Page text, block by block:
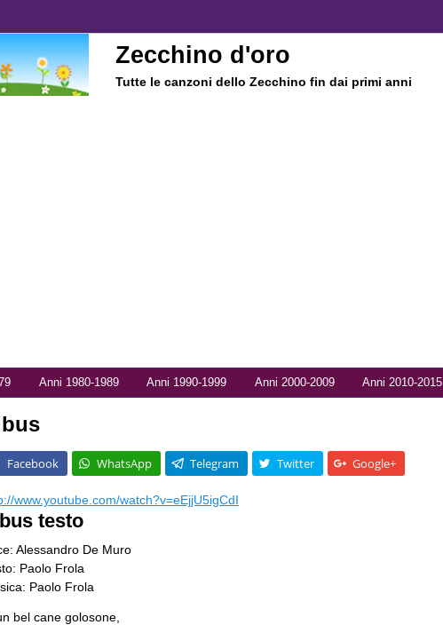
Zecchino d'oro
Tutte le canzoni dello Zecchino fin dai primi anni
Anni 1980-1989 Anni 1990-1999 Anni 2000-2009 Anni 2010-2015
Facebook WhatsApp Telegram Twitter Google+
www.youtube.com/watch?v=eEjjU5igCdI
testo
Alessandro De Muro
Paolo Frola
Paolo Frola
bel cane golosone,